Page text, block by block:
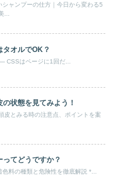
ャンプーの仕方｜今日から変わる5
...
タオルでOK？
CSSはページに1回だ...
状態を見てみよう！
皮とみる時の注意点、ポイントを案
ってどうですか？
料の種類と危険性を徹底解説 *...